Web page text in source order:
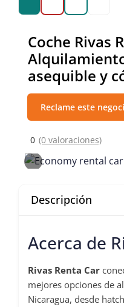
Coche Rivas
asequible y
Reclame este
0 (0 valoraciones)
Descripción
Acerca de
Rivas Renta Car
mejores opciones de
Nicaragua, desde